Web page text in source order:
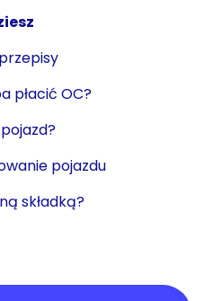
płacić OC?
pojazdu
składką?